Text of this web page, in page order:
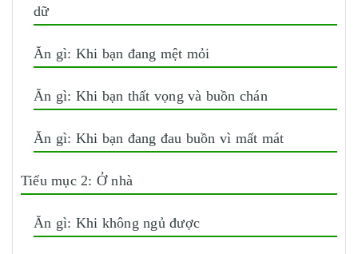
dữ
Ăn gì: Khi bạn đang mệt mỏi
Ăn gì: Khi bạn thất vọng và buồn chán
Ăn gì: Khi bạn đang đau buồn vì mất mát
Tiểu mục 2: Ở nhà
Ăn gì: Khi không ngủ được